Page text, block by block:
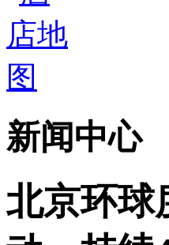
新闻中心
北京环球